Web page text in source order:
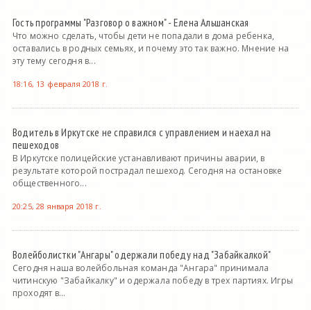
Гость программы "Разговор о важном" - Елена Альшанская
Что можно сделать, чтобы дети не попадали в дома ребенка,
оставались в родных семьях, и почему это так важно. Мнение на
эту тему сегодня в...
18:16, 13 февраля 2018 г.
Водитель в Иркутске не справился с управлением и наехал на
пешеходов
В Иркутске полицейские устанавливают причины аварии, в
результате которой пострадал пешеход. Сегодня на остановке
общественного...
20:25, 28 января 2018 г.
Волейболистки "Ангары" одержали победу над "Забайкалкой"
Сегодня наша волейбольная команда "Ангара" принимала
читинскую "Забайкалку" и одержала победу в трех партиях. Игры
проходят в...